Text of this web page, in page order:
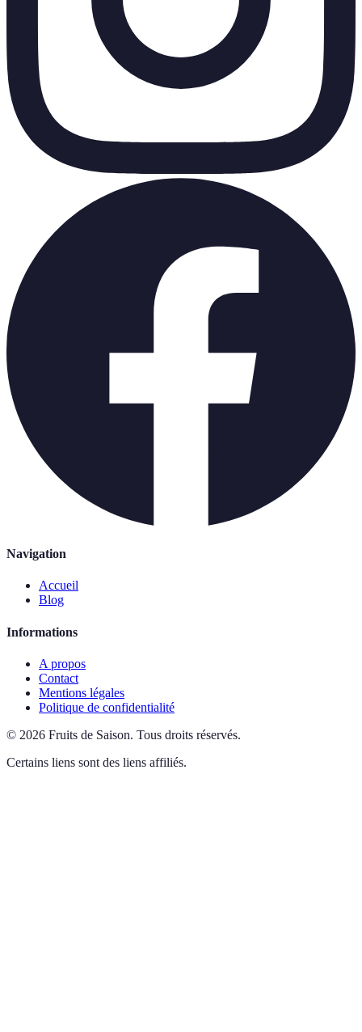
Navigation
Accueil
Blog
Informations
A propos
Contact
Mentions légales
Politique de confidentialité
© 2026 Fruits de Saison. Tous droits réservés.
Certains liens sont des liens affiliés.